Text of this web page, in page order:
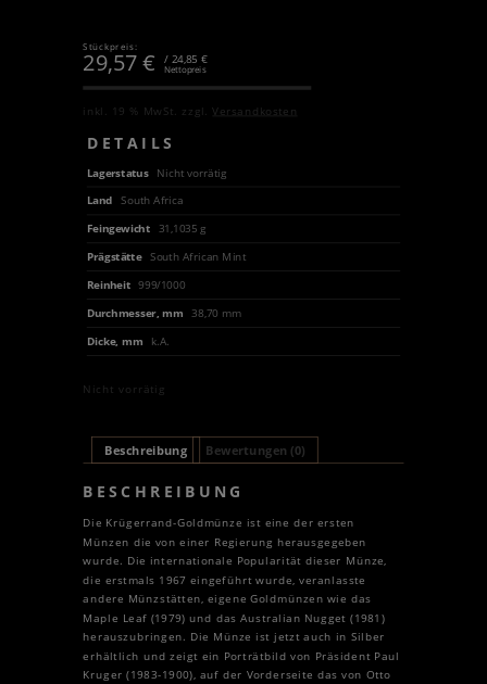
Stückpreis:
29,57€ / 24,85 €
Nettopreis
inkl. 19 % MwSt. zzgl.Versandkosten
DETAILS
Lagerstatus
Nicht vorrätig
Land
South Africa
Feingewicht
31,1035 g
Prägstätte South African Mint
Reinheit 999/1000
Durchmesser, mm
38,70 mm
Dicke, mm
k.A.
Nicht vorrätig
Beschreibung Bewertungen (0)
BESCHREIBUNG
Die Krügerrand-Goldmünze ist eine der ersten
Münzen die von einer Regierung herausgegeben
wurde. Die internationale Popularität dieser Münze,
die erstmals 1967 eingeführt wurde, veranlasste
andere Münzstätten, eigene Goldmünzen wie das
Maple Leaf (1979) und das Australian Nugget (1981)
herauszubringen. Die Münze ist jetzt auch in Silber
erhältlich und zeigt ein Porträtbild von Präsident Paul
Kruger (1983-1900), auf der Vorderseite das von Otto